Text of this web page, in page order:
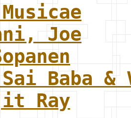
Joe
Baba &
Ray